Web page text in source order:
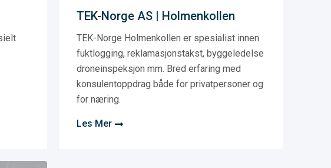
TEK-Norge AS | Holmenkollen
TEK-Norge Holmenkollen er spesialist innen
fuktlogging, reklamasjonstakst, byggeledelse
droneinspeksjon mm. Bred erfaring med
konsulentoppdrag både for privatpersoner og
for næring.
Les Mer 